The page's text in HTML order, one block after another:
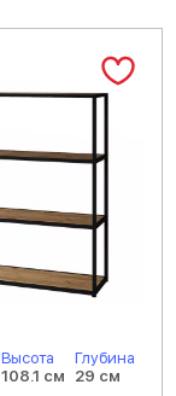
Высота
108.1 см
Глубина
29 см